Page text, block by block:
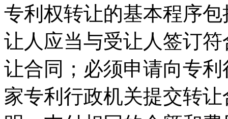
专利权转让的基本程序
让人应当与受让人签订
让合同；必须申请向专
家专利行政机关提交转